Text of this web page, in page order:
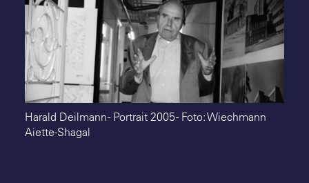
Suche
Harald Deilmann - Portrait 2005 - Foto: Wiechmann
Aiette-Shagal